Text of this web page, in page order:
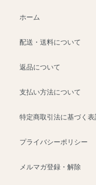
ホーム
配送・送料について
返品について
支払い方法について
特定商取引法に基づく
プライバシーポリシー
メルマガ登録・解除